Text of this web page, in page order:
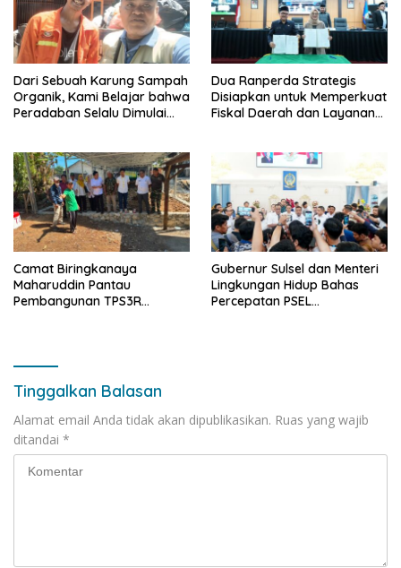
Dari Sebuah Karung Sampah
Organik, Kami Belajar bahwa
Peradaban Selalu Dimulai
Dua Ranperda Strategis
Disiapkan untuk Memperkuat
Fiskal Daerah dan Layanan
Camat Biringkanaya
Maharuddin Pantau
Pembangunan TPS3R
Gubernur Sulsel dan Menteri
Lingkungan Hidup Bahas
Percepatan PSEL
Tinggalkan Balasan
Alamat email Anda tidak akan dipublikasikan. Ruas yang wajib
ditandai *